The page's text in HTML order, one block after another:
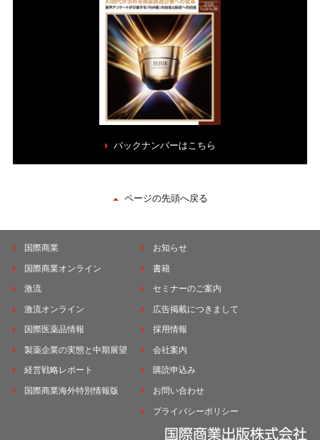
バックナンバーはこちら
ページの先頭へ戻る
国際商業
国際商業オンライン
激流
激流オンライン
国際医薬品情報
製薬企業の実態と中期展望
経営戦略レポート
国際商業海外特別情報版
お知らせ
書籍
セミナーのご案内
広告掲載につきまして
採用情報
会社案内
購読申込み
お問い合わせ
プライバシーポリシー